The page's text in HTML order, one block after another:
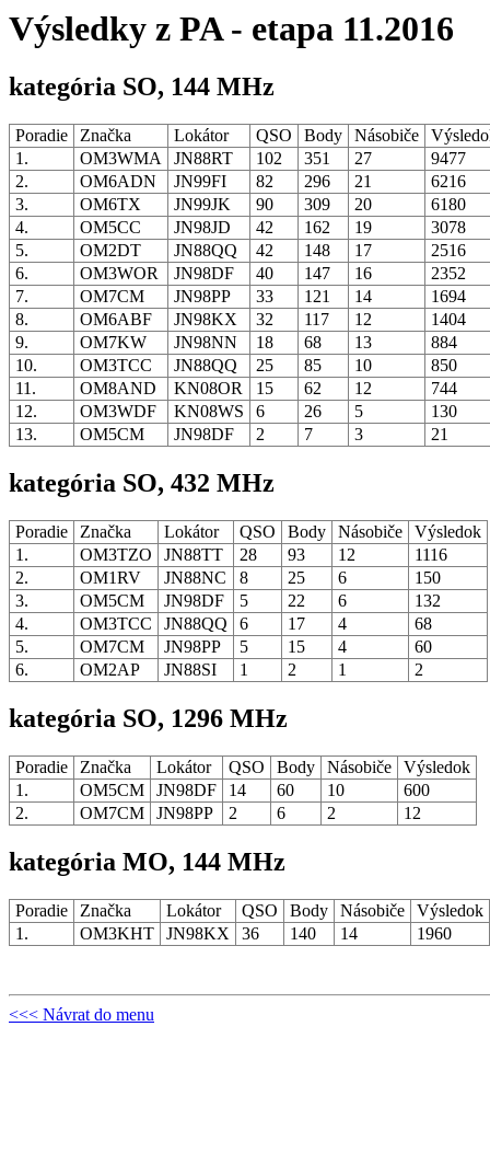
Výsledky z PA - etapa 11.2016
kategória SO, 144 MHz
Poradie Značka Lokátor QSO Body Násobiče
1.
OM3WMA JN88RT 102 351 27
9477
2.
OM6ADN JN99FI 82 296 21
6216
3.
OM6TX JN99JK 90 309 20
6180
4.
OM5CC JN98JD 42 162 19
3078
5.
OM2DT JN88QQ 42 148 17
2516
6.
OM3WOR JN98DF 40 147 16
2352
7.
OM7CM JN98PP 33 121 14
1694
8.
OM6ABF JN98KX 32 117 12
1404
9.
OM7KW JN98NN 18 68 13
884
10.
OM3TCC JN88QQ 25 85 10
850
11.
OM8AND KN08OR 15 62 12
744
12.
OM3WDF KN08WS 6 26 5
130
13.
OM5CM JN98DF 2 7 3 21
kategória SO, 432 MHz
Poradie Značka Lokátor QSO Body Násobiče
Výsledok
1.
OM3TZO JN88TT 28 93 12
1116
2.
OM1RV JN88NC 8 25 6
150
3.
OM5CM JN98DF 5 22 6
132
4.
OM3TCC JN88QQ 6 17 4
68
5.
OM7CM JN98PP 5 15 4
60
6.
OM2AP JN88SI 1 2 1 2
kategória SO, 1296 MHz
Poradie Značka Lokátor QSO Body Násobiče
Výsledok
1.
OM5CM JN98DF 14 60 10
600
2.
OM7CM JN98PP 2 6 2 12
kategória MO, 144 MHz
Poradie Značka Lokátor QSO Body Násobiče
Výsledok
1.
OM3KHT JN98KX 36 140 14 1960
<<< Návrat do menu